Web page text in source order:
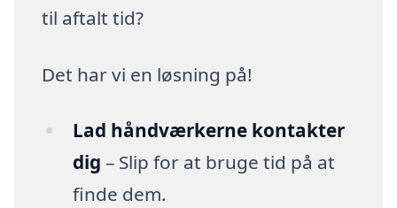
til aftalt tid?
Det har vi en løsning på!
Lad håndværkerne kontakter
dig – Slip for at bruge tid på at
finde dem.